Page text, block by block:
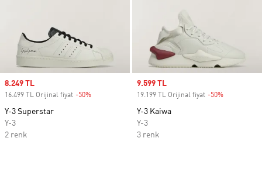
Sale price
8.249 TL
16.499 TL Orijinal fiyat -50%
Y-3 Superstar
Y-3
2 renk
Sale price
9.599 TL
19.199 TL Orijinal fiyat -50%
Y-3 Kaiwa
Y-3
3 renk